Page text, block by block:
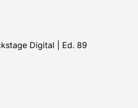
Digital | Ed. 89